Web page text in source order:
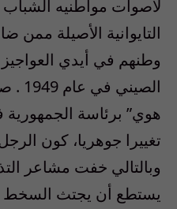
لأصوات مواطنيه
التايوانية الأصيلة ممن
وطنهم في أيدي العواجيز
تغييرا جوهريا، كون
وبالتالي خفت مشاعر
يستطع أن يجتث السخط